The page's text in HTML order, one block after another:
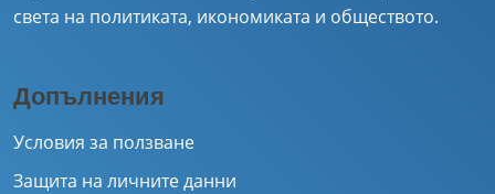
света на политиката, икономиката и обществото.
Допълнения
Условия за ползване
Защита на личните данни